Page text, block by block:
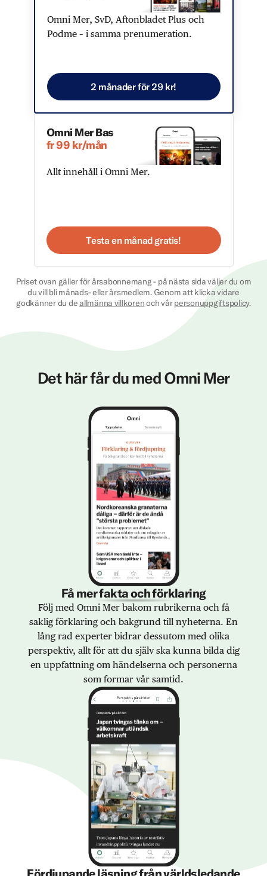
Omni Mer, SvD, Aftonbladet Plus och
Podme – i samma prenumeration.
2 månader för 29 kr!
Omni Mer Bas
fr 99 kr/mån
Allt innehåll i Omni Mer.
Testa en månad gratis!
Priset ovan gäller för årsabonnemang - på nästa sida väljer du om
du vill bli månads- eller årsmedlem. Genom att klicka vidare
godkänner du deallmänna villkorenoch vårpersonuppgiftspolicy.
Det här får du med Omni Mer
Få mer fakta och förklaring
Följ med Omni Mer bakom rubrikerna och få
saklig förklaring och bakgrund till nyheterna. En
lång rad experter bidrar dessutom med olika
perspektiv, allt för att du själv ska kunna bilda dig
en uppfattning om händelserna och personerna
som formar vår samtid.